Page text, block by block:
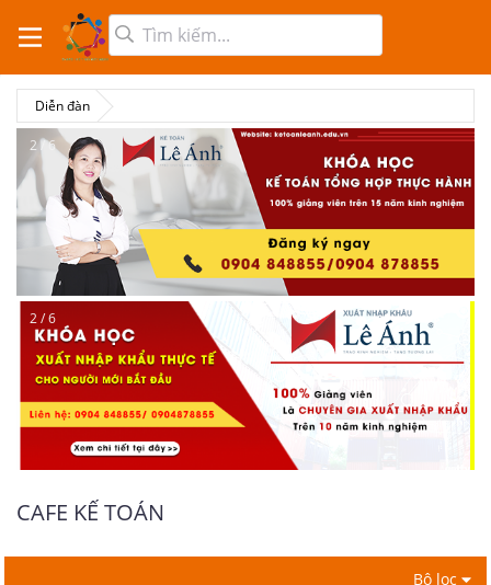
Diễn đàn
2 / 6
2 / 6
CAFE KẾ TOÁN
Bộ lọc